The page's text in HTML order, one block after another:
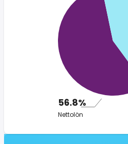
56.8%
Nettolön